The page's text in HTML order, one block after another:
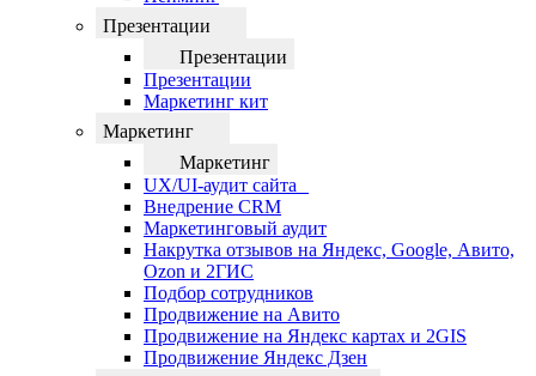
Презентации
Презентации
Презентации
Маркетинг кит
Маркетинг
Маркетинг
UX/UI-аудит сайта
Внедрение CRM
Маркетинговый аудит
Накрутка отзывов на Яндекс, Google, Авито,
Ozon и 2ГИС
Подбор сотрудников
Продвижение на Авито
Продвижение на Яндекс картах и 2GIS
Продвижение Яндекс Дзен